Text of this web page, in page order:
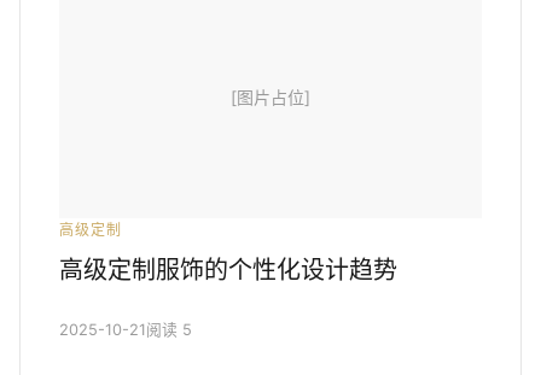
[图片占位]
高级定制
高级定制服饰的个性化设计趋势
2025-10-21 阅读 5